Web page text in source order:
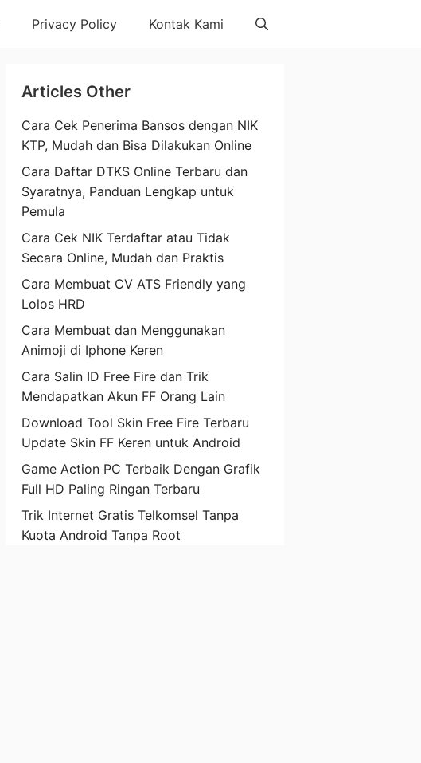
Privacy Policy Kontak Kami
Articles Other
Cara Cek Penerima Bansos dengan NIK
KTP, Mudah dan Bisa Dilakukan Online
Cara Daftar DTKS Online Terbaru dan
Syaratnya, Panduan Lengkap untuk
Pemula
Cara Cek NIK Terdaftar atau Tidak
Secara Online, Mudah dan Praktis
Cara Membuat CV ATS Friendly yang
Lolos HRD
Cara Membuat dan Menggunakan
Animoji di Iphone Keren
Cara Salin ID Free Fire dan Trik
Mendapatkan Akun FF Orang Lain
Download Tool Skin Free Fire Terbaru
Update Skin FF Keren untuk Android
Game Action PC Terbaik Dengan Grafik
Full HD Paling Ringan Terbaru
Trik Internet Gratis Telkomsel Tanpa
Kuota Android Tanpa Root